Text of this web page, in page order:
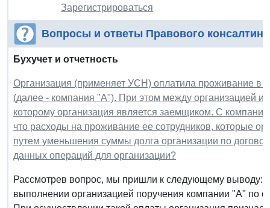
Зарегистрироваться
Вопросы и ответы Правового
Бухучет и отчетность
Организация (применяет УСН) оплатила проживание в
(далее - компания "А"). При этом между организацией и
которому организация является заемщиком. С
что расходы на проживание ее сотрудников, которые
путем уменьшения суммы долга организации по
данных операций для организации?
Рассмотрев вопрос, мы пришли к следующему выводу:
выполнении организацией поручения компании "А" по